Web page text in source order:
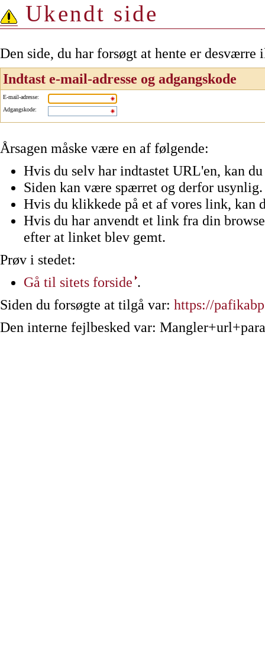
Ukendt side
Den side, du har forsøgt at hente er
Indtast e-mail-adresse og adgangskode
E-mail-adresse:
Adgangskode:
Årsagen måske være en af følgende:
Hvis du selv har indtastet URL'en, kan
Siden kan være spærret og derfor usynlig.
Hvis du klikkede på et af vores link, kan
Hvis du har anvendt et link fra din
efter at linket blev gemt.
Prøv i stedet:
Gå til sitets forside .
Siden du forsøgte at tilgå var: https://
Den interne fejlbesked var: